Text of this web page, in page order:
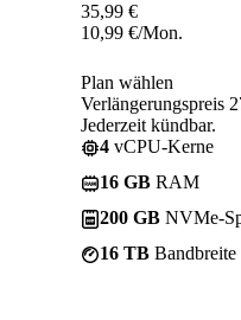
35,99 €
10,99 €/Mon.
Plan wählen
Verlängerungspreis
Jederzeit kündbar.
4 vCPU-Kerne
16 GB RAM
200 GB NVMe-
16 TB Bandbreite